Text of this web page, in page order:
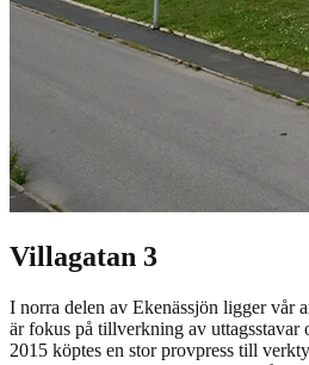
Villagatan 3
I norra delen av Ekenässjön ligger vår
är fokus på tillverkning av
2015 köptes en stor provpress till